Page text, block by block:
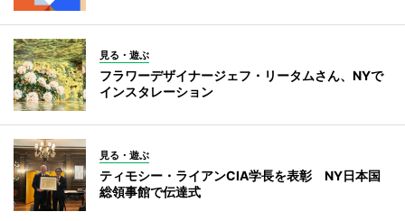
見る・遊ぶ
フラワーデザイナージェフ・リータムさん、NYで
インスタレーション
見る・遊ぶ
ティモシー・ライアンCIA学長を表彰 NY日本国
総領事館で伝達式